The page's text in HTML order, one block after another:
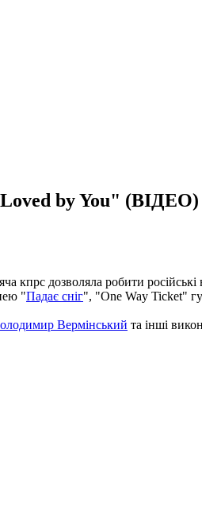
Loved by You" (ВІДЕО)
дозволяла робити російські
"Падає сніг", "One Way Ticket"
Вермінський та інші